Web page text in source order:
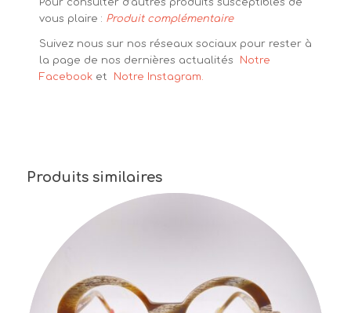
Pour consulter d’autres produits susceptibles de
vous plaire : Produit complémentaire
Suivez nous sur nos réseaux sociaux pour rester à
la page de nos dernières actualités
Notre
Facebooket Notre Instagram.
Produits similaires